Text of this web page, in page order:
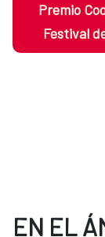
Premio
Festival
EN EL